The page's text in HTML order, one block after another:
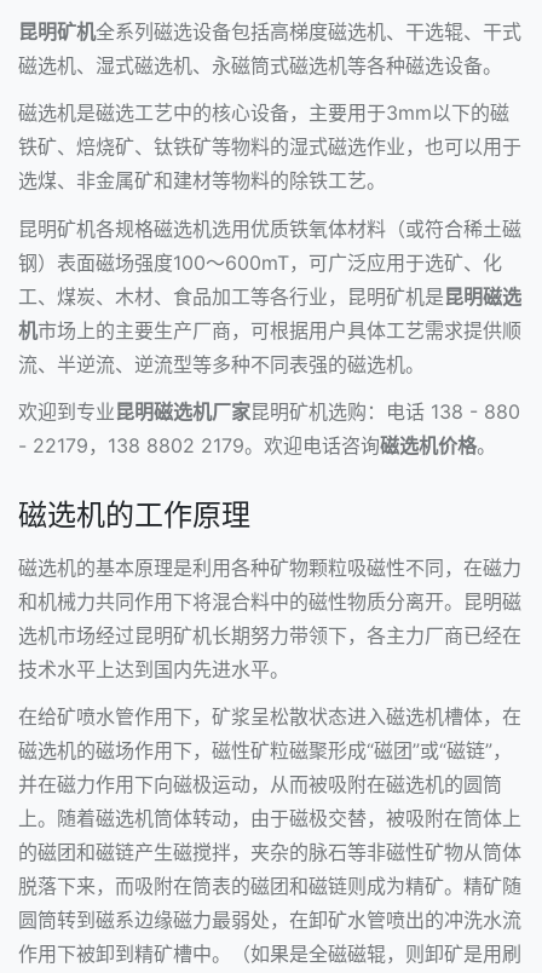
昆明矿机全系列磁选设备包括高梯度磁选机、干选辊、干式
磁选机、 湿式磁选机、永磁筒式磁选机等各种磁选设备。
磁选机是磁选工艺中的核心设备，主要用于3mm以下的磁
铁矿、焙烧矿、钛铁矿等物料的湿式磁选作业，也可以用于
选煤、非金属矿和建材等物料的除铁工艺。
昆明矿机各规格磁选机选用优质铁氧体材料（或符合稀土磁
钢）表面磁场强度100～600mT，可广泛应用于选矿、化
工、煤炭、木材、食品加工等各行业，昆明矿机是昆明磁选
机市场上的主要生产厂商，可根据用户具体工艺需求提供顺
流、半逆流、逆流型等多种不同表强的磁选机。
欢迎到专业昆明磁选机厂家昆明矿机选购：电话 138 - 880
- 22179，138 8802 2179。欢迎电话咨询磁选机价格。
磁选机的工作原理
磁选机的基本原理是利用各种矿物颗粒吸磁性不同，在磁力
和机械力共同作用下将混合料中的磁性物质分离开。昆明磁
选机市场经过昆明矿机长期努力带领下，各主力厂商已经在
技术水平上达到国内先进水平。
在给矿喷水管作用下，矿浆呈松散状态进入磁选机槽体，在
磁选机的磁场作用下，磁性矿粒磁聚形成“磁团”或“磁链”，
并在磁力作用下向磁极运动，从而被吸附在磁选机的圆筒
上。随着磁选机筒体转动，由于磁极交替，被吸附在筒体上
的磁团和磁链产生磁搅拌，夹杂的脉石等非磁性矿物从筒体
脱落下来，而吸附在筒表的磁团和磁链则成为精矿。精矿随
圆筒转到磁系边缘磁力最弱处，在卸矿水管喷出的冲洗水流
作用下被卸到精矿槽中。（如果是全磁磁辊，则卸矿是用刷